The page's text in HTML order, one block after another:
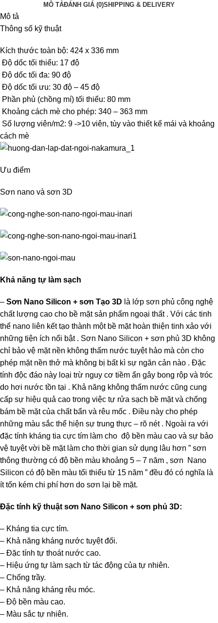
MÔ TẢĐÁNH GIÁ (0)SHIPPING & DELIVERY
Mô tả
Thông số kỹ thuật
Kích thước toàn bộ: 424 x 336 mm
Độ dốc tối thiểu: 17 độ
Độ dốc tối đa: 90 độ
Độ dốc tối ưu: 30 độ – 45 độ
Phần phủ (chồng mí) tối thiểu: 80 mm
Khoảng cách mè cho phép: 340 – 363 mm
Số lượng viên/m2: 9 ->10 viên, tùy vào thiết kế mái và khoảng
cách mè
Ưu điểm
Sơn nano và sơn 3D
Khả năng tự làm sạch
– Sơn Nano Silicon + sơn Tạo 3D là lớp sơn phủ công nghệ
chất lượng cao cho bề mặt sản phẩm ngoại thất . Với các tinh
thể nano liên kết tạo thành một bề mặt hoàn thiện tinh xảo với
những tiện ích nổi bật . Sơn Nano Silicon + sơn phủ 3D không
chỉ bảo vệ mặt nền không thấm nước tuyệt hảo mà còn cho
phép mặt nền thở mà không bị bất kì sự ngăn cản nào . Đặc
tính độc đáo này loại trừ nguy cơ tiềm ẩn gây bong rộp và tróc
do hơi nước tồn tại . Khả năng không thấm nước cũng cung
cấp sự hiệu quả cao trong việc tự rửa sạch bề mặt và chống
bám bề mặt của chất bẩn và rêu mốc . Điều này cho phép
những màu sắc thể hiện sự trung thực – rõ nét . Ngoài ra với
đặc tính kháng tia cực tím làm cho độ bền màu cao và sự bảo
vệ tuyệt vời bề mặt làm cho thời gian sử dụng lâu hơn ” sơn
thông thường có độ bền màu khoảng 5 – 7 năm , sơn Nano
Silicon có độ bền màu tối thiểu từ 15 năm ” đều đó có nghĩa là
ít tốn kém chi phí hơn do sơn lại bề mặt.
Đặc tính kỹ thuật sơn Nano Silicon + sơn phủ 3D:
– Kháng tia cực tím.
– Khả năng kháng nước tuyệt đối.
– Đặc tính tự thoát nước cao.
– Hiệu ứng tự làm sạch từ tác động của tự nhiên.
– Chống trầy.
– Khả năng kháng rêu móc.
– Độ bền màu cao.
– Màu sắc tự nhiên.